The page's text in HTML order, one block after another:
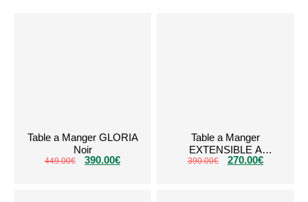
Table a Manger GLORIA
Noir
449.00€ 390.00€
Table a Manger
EXTENSIBLE A
RALLONGE Noir
390.00€ 270.00€